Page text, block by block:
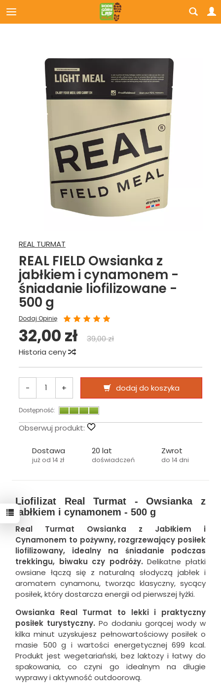
REAL TURMAT
REAL FIELD Owsianka z
jabłkiem i cynamonem -
śniadanie liofilizowane -
500 g
Dodaj Opinię
32,00 zł
39,00 zł
Historia ceny
- + dodaj do koszyka
Dostępność:
Obserwuj produkt:
Dostawa
już od 14 zł
20 lat
doświadczeń
Zwrot
do 14 dni
Liofilizat Real Turmat - Owsianka z
jabłkiem i cynamonem - 500 g
Real Turmat Owsianka z Jabłkiem i
Cynamonem to pożywny, rozgrzewający posiłek
liofilizowany, idealny na śniadanie podczas
trekkingu, biwaku czy podróży. Delikatne płatki
owsiane łączą się z naturalną słodyczą jabłek i
aromatem cynamonu, tworząc klasyczny, sycący
posiłek, który dostarcza energii od pierwszej łyżki.
Owsianka Real Turmat to lekki i praktyczny
posiłek turystyczny. Po dodaniu gorącej wody w
kilka minut uzyskujesz pełnowartościowy posiłek o
masie 500 g i wartości energetycznej 699 kcal.
Produkt jest wegetariański, bez laktozy i łatwy do
spakowania, co czyni go idealnym na długie
wyprawy i aktywność outdoorową.